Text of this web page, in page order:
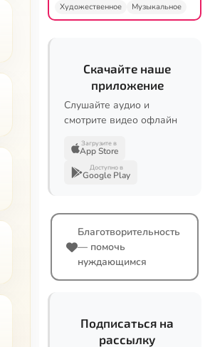
Художественное
Музыкальное
Скачайте наше
приложение
Слушайте аудио и
смотрите видео офлайн
Загрузите в
App Store
Доступно в
Google Play
Благотворительность
— помочь
нуждающимся
Подписаться на
рассылку